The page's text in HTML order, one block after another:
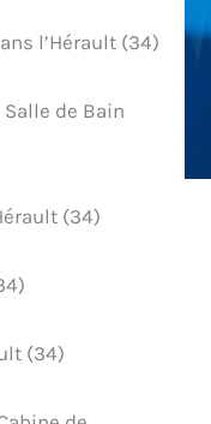
l’Hérault (34)
de Bain
(34)
(34)